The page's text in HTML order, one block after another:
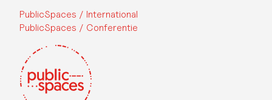
PublicSpaces / International
PublicSpaces / Conferentie